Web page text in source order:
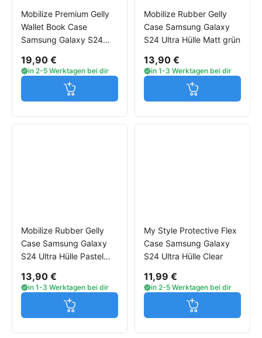
Mobilize Premium Gelly
Wallet Book Case
Samsung Galaxy S24
19,90 €
in 2-5 Werktagen bei dir
Jetzt in den Warenkorb
Mobilize Rubber Gelly
Case Samsung Galaxy
S24 Ultra Hülle Matt grün
13,90 €
in 1-3 Werktagen bei dir
Jetzt in den
Mobilize Rubber Gelly
Case Samsung Galaxy
S24 Ultra Hülle Pastel
13,90 €
in 1-3 Werktagen bei dir
Jetzt in den Warenkorb
My Style Protective Flex
Case Samsung Galaxy
S24 Ultra Hülle Clear
11,99 €
in 2-5 Werktagen bei dir
Jetzt in den